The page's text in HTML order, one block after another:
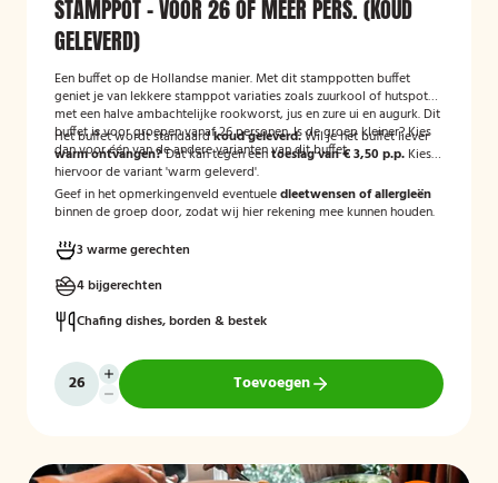
STAMPPOT - VOOR 26 OF MEER PERS. (KOUD
GELEVERD)
Een buffet op de Hollandse manier. Met dit stamppotten buffet
geniet je van lekkere stamppot variaties zoals zuurkool of hutspot
met een halve ambachtelijke rookworst, jus en zure ui en augurk. Dit
buffet is voor groepen vanaf 26 personen. Is de groep kleiner? Kies
dan voor één van de andere varianten van dit buffet.
Het buffet wordt standaardkoud geleverd.Wil je het buffet liever
warm ontvangen?Dat kan tegen eentoeslag van € 3,50 p.p. Kies
hiervoor de variant 'warm geleverd'.
Geef in het opmerkingenveld eventueledieetwensen of allergieën
binnen de groep door, zodat wij hier rekening mee kunnen houden.
3 warme gerechten
4 bijgerechten
Chafing dishes, borden & bestek
Toevoegen